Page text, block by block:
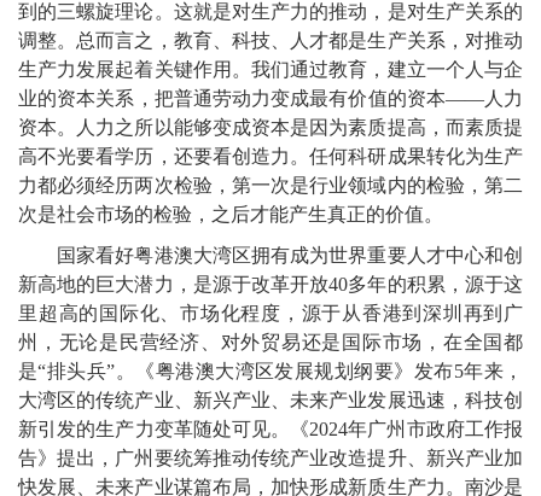
到的三螺旋理论。这就是对生产力的推动，是对生产关系的
调整。总而言之，教育、科技、人才都是生产关系，对推动
生产力发展起着关键作用。我们通过教育，建立一个人与企
业的资本关系，把普通劳动力变成最有价值的资本——人力
资本。人力之所以能够变成资本是因为素质提高，而素质提
高不光要看学历，还要看创造力。任何科研成果转化为生产
力都必须经历两次检验，第一次是行业领域内的检验，第二
次是社会市场的检验，之后才能产生真正的价值。
国家看好粤港澳大湾区拥有成为世界重要人才中心和创
新高地的巨大潜力，是源于改革开放40多年的积累，源于这
里超高的国际化、市场化程度，源于从香港到深圳再到广
州，无论是民营经济、对外贸易还是国际市场，在全国都
是“排头兵”。《粤港澳大湾区发展规划纲要》发布5年来，
大湾区的传统产业、新兴产业、未来产业发展迅速，科技创
新引发的生产力变革随处可见。《2024年广州市政府工作报
告》提出，广州要统筹推动传统产业改造提升、新兴产业加
快发展、未来产业谋篇布局，加快形成新质生产力。南沙是